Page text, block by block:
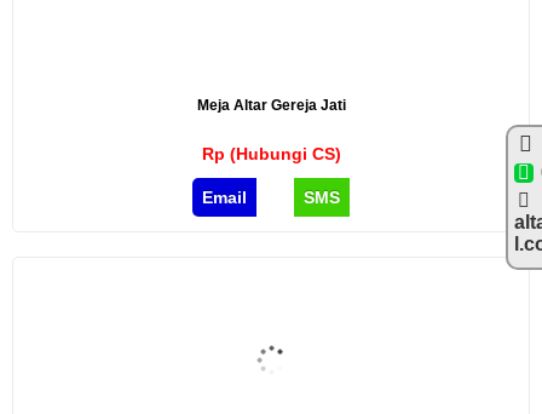
Meja Altar Gereja Jati
Rp (Hubungi CS)
Email SMS